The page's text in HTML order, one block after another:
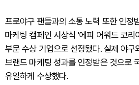
프로야구 팬들과의 소통 노력 또한 인정
마케팅 캠페인 시상식 '에피 어워드 코리
부문 수상 기업으로 선정됐다. 실제 야구
브랜드 마케팅 성과를 인정받은 것으로
유일하게 수상했다.